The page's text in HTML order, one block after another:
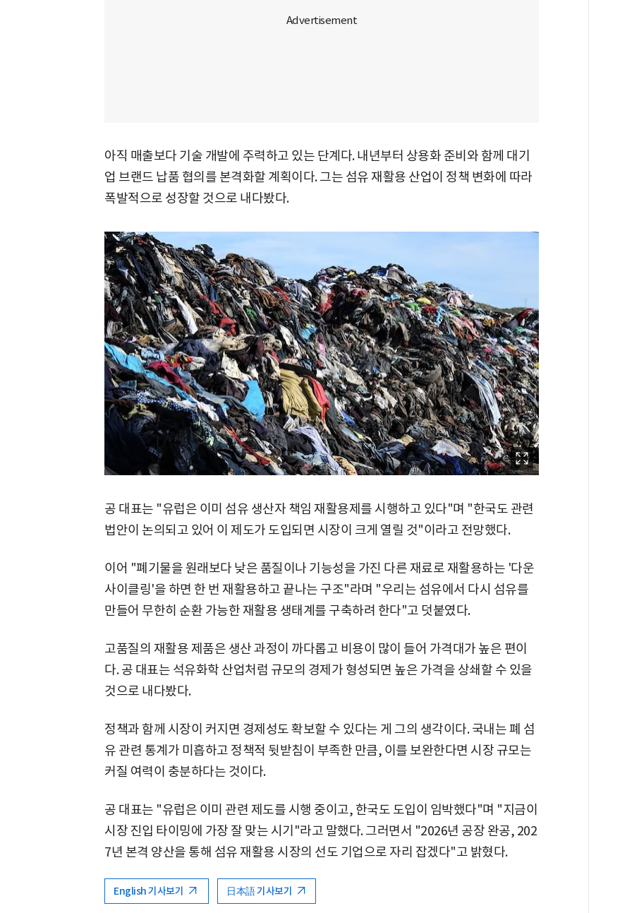
아직 매출보다 기술 개발에 주력하고 있는 단계다. 내년부터 상용화 준비와 함께 대기
업 브랜드 납품 협의를 본격화할 계획이다. 그는 섬유 재활용 산업이 정책 변화에 따라
폭발적으로 성장할 것으로 내다봤다.
공 대표는 "유럽은 이미 섬유 생산자 책임 재활용제를 시행하고 있다"며 "한국도 관련
법안이 논의되고 있어 이 제도가 도입되면 시장이 크게 열릴 것"이라고 전망했다.
이어 "폐기물을 원래보다 낮은 품질이나 기능성을 가진 다른 재료로 재활용하는 '다운
사이클링'을 하면 한 번 재활용하고 끝나는 구조"라며 "우리는 섬유에서 다시 섬유를
만들어 무한히 순환 가능한 재활용 생태계를 구축하려 한다"고 덧붙였다.
고품질의 재활용 제품은 생산 과정이 까다롭고 비용이 많이 들어 가격대가 높은 편이
다. 공 대표는 석유화학 산업처럼 규모의 경제가 형성되면 높은 가격을 상쇄할 수 있을
것으로 내다봤다.
정책과 함께 시장이 커지면 경제성도 확보할 수 있다는 게 그의 생각이다. 국내는 폐 섬
유 관련 통계가 미흡하고 정책적 뒷받침이 부족한 만큼, 이를 보완한다면 시장 규모는
커질 여력이 충분하다는 것이다.
공 대표는 "유럽은 이미 관련 제도를 시행 중이고, 한국도 도입이 임박했다"며 "지금이
시장 진입 타이밍에 가장 잘 맞는 시기"라고 말했다. 그러면서 "2026년 공장 완공, 202
7년 본격 양산을 통해 섬유 재활용 시장의 선도 기업으로 자리 잡겠다"고 밝혔다.
English 기사보기 日本語 기사보기